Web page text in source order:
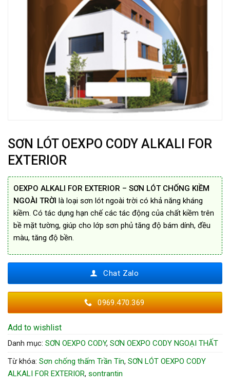
SƠN LÓT OEXPO CODY ALKALI FOR
EXTERIOR
OEXPO ALKALI FOR EXTERIOR – SƠN LÓT CHỐNG KIỀM
NGOÀI TRỜI là loại sơn lót ngoài trời có khả năng kháng
kiềm. Có tác dụng hạn chế các tác động của chất kiềm trên
bề mặt tường, giúp cho lớp sơn phủ tăng độ bám dính, đều
màu, tăng độ bền.
Chat Zalo
0969.470.369
Add to wishlist
Danh mục: SƠN OEXPO CODY, SƠN OEXPO CODY NGOẠI THẤT
Từ khóa: Sơn chống thấm Trần Tín, SƠN LÓT OEXPO CODY
ALKALI FOR EXTERIOR, sontrantin